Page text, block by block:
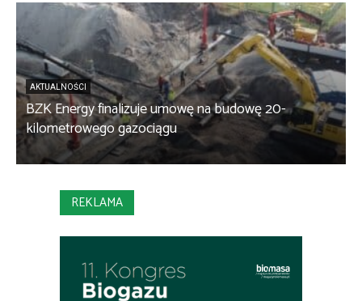
AKTUALNOŚCI
BZK Energy finalizuje umowę na budowę 20-
kilometrowego gazociągu
REKLAMA